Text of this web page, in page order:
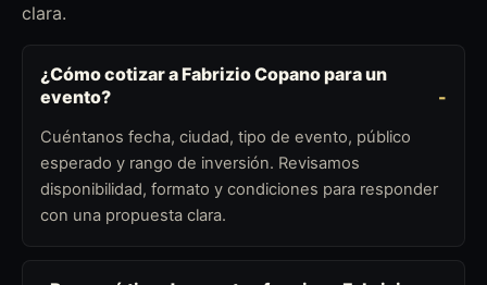
clara.
¿Cómo cotizar a Fabrizio Copano para un
evento?
Cuéntanos fecha, ciudad, tipo de evento, público
esperado y rango de inversión. Revisamos
disponibilidad, formato y condiciones para responder
con una propuesta clara.